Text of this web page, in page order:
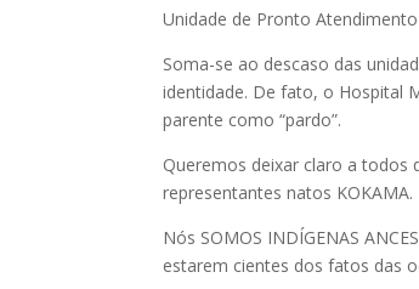
Unidade de Pronto
Soma-se ao descaso das
identidade. De fato, o Hospital
parente como “pardo”.
Queremos deixar claro a todos
representantes natos KOKAMA.
Nós SOMOS INDÍGENAS
estarem cientes dos fatos das